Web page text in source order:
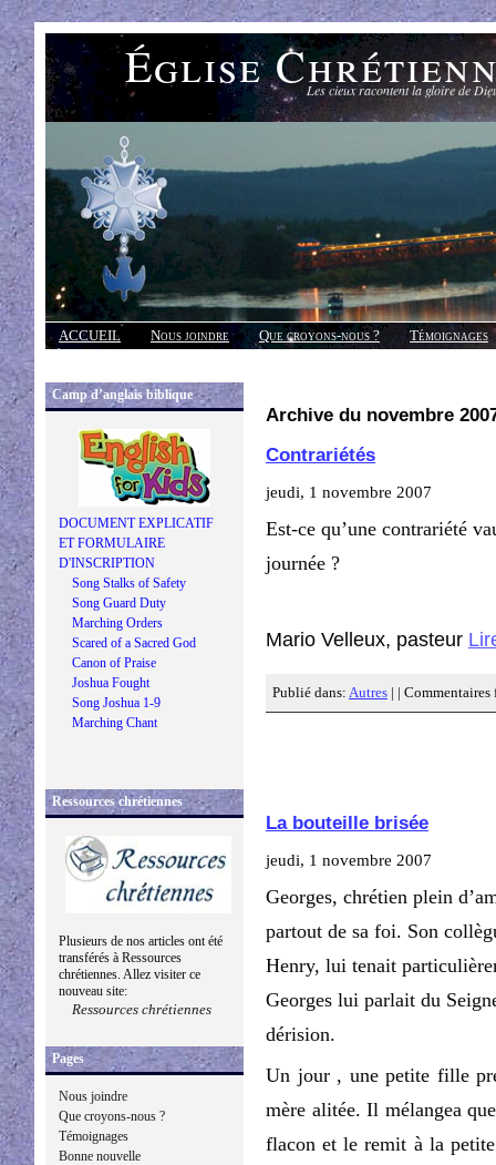
Église Les cieux racontent la gloire de
ACCUEIL Nous joindre Que croyons-nous ?
Témoignages
Réponses
Camp d’anglais biblique
DOCUMENT EXPLICATIF
ET FORMULAIRE
D'INSCRIPTION
Song Stalks of Safety
Song Guard Duty
Marching Orders
Scared of a Sacred God
Canon of Praise
Joshua Fought
Song Joshua 1-9
Marching Chant
Ressources chrétiennes
Plusieurs de nos articles ont été
transférés à Ressources
chrétiennes. Allez visiter ce
nouveau site:
Ressources chrétiennes
Pages
Nous joindre
Que croyons-nous ?
Témoignages
Bonne nouvelle
Archive du novembre
Contrariétés
jeudi, 1 novembre 2007
Est-ce qu’une contrariété
journée ?
Mario Velleux, pasteur
Publié dans: Autres | | Commentaires
La bouteille brisée
jeudi, 1 novembre 2007
Georges, chrétien plein
partout de sa foi. Son
Henry, lui tenait
Georges lui parlait du
dérision.
Un jour , une petite fille
mère alitée. Il mélangea
flacon et le remit à la